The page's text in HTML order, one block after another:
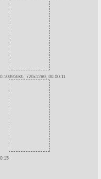
3956Кб, 720x1280, 00:00:11